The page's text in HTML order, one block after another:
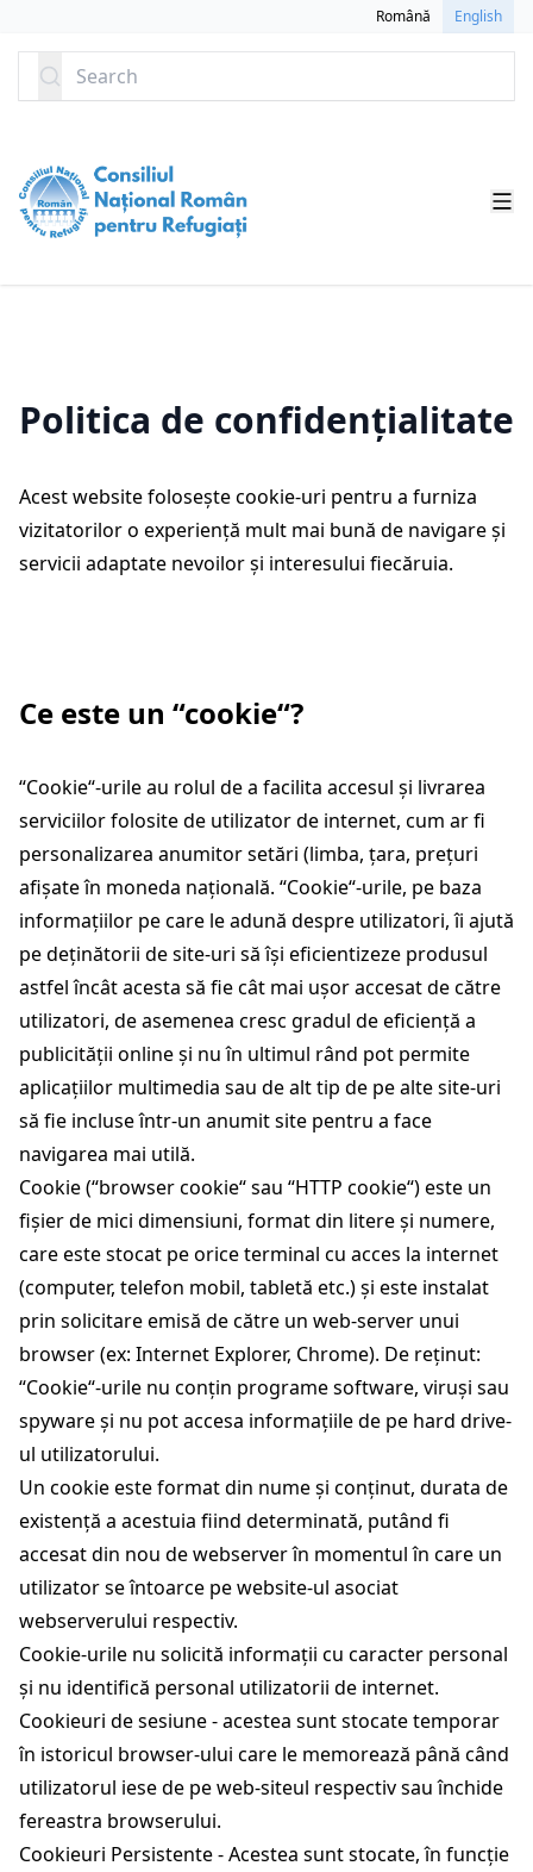
Română English
Search
Politica de confidențialitate
Acest website folosește cookie-uri pentru a furniza
vizitatorilor o experiență mult mai bună de navigare și
servicii adaptate nevoilor și interesului fiecăruia.
Ce este un “cookie“?
“Cookie“-urile au rolul de a facilita accesul și livrarea
serviciilor folosite de utilizator de internet, cum ar fi
personalizarea anumitor setări (limba, țara, prețuri
afișate în moneda națională. “Cookie“-urile, pe baza
informațiilor pe care le adună despre utilizatori, îi ajută
pe deținătorii de site-uri să își eficientizeze produsul
astfel încât acesta să fie cât mai ușor accesat de către
utilizatori, de asemenea cresc gradul de eficiență a
publicității online și nu în ultimul rând pot permite
aplicațiilor multimedia sau de alt tip de pe alte site-uri
să fie incluse într-un anumit site pentru a face
navigarea mai utilă.
Cookie (“browser cookie“ sau “HTTP cookie“) este un
fișier de mici dimensiuni, format din litere și numere,
care este stocat pe orice terminal cu acces la internet
(computer, telefon mobil, tabletă etc.) și este instalat
prin solicitare emisă de către un web-server unui
browser (ex: Internet Explorer, Chrome). De reținut:
“Cookie“-urile nu conțin programe software, viruși sau
spyware și nu pot accesa informațiile de pe hard drive-
ul utilizatorului.
Un cookie este format din nume și conținut, durata de
existență a acestuia fiind determinată, putând fi
accesat din nou de webserver în momentul în care un
utilizator se întoarce pe website-ul asociat
webserverului respectiv.
Cookie-urile nu solicită informații cu caracter personal
și nu identifică personal utilizatorii de internet.
Cookieuri de sesiune - acestea sunt stocate temporar
în istoricul browser-ului care le memorează până când
utilizatorul iese de pe web-siteul respectiv sau închide
fereastra browserului.
Cookieuri Persistente - Acestea sunt stocate, în funcție